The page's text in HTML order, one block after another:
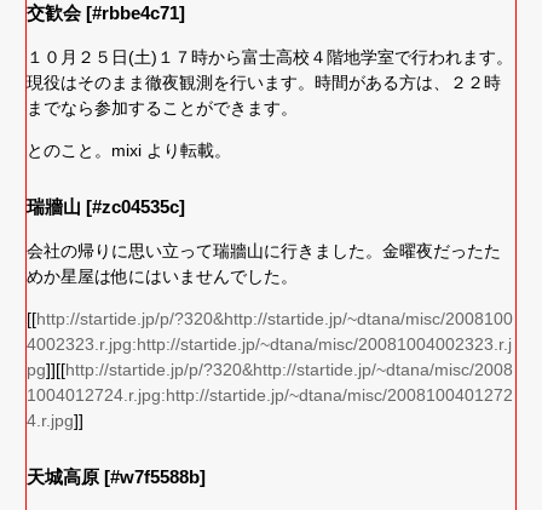
交歓会 [#rbbe4c71]
１０月２５日(土)１７時から富士高校４階地学室で行われます。
現役はそのまま徹夜観測を行います。時間がある方は、２２時
までなら参加することができます。
とのこと。mixi より転載。
瑞牆山 [#zc04535c]
会社の帰りに思い立って瑞牆山に行きました。金曜夜だったた
めか星屋は他にはいませんでした。
[[http://startide.jp/p/?320&http://startide.jp/~dtana/misc/2008100
4002323.r.jpg:http://startide.jp/~dtana/misc/20081004002323.r.j
pg]][[http://startide.jp/p/?320&http://startide.jp/~dtana/misc/2008
1004012724.r.jpg:http://startide.jp/~dtana/misc/2008100401272
4.r.jpg]]
天城高原 [#w7f5588b]